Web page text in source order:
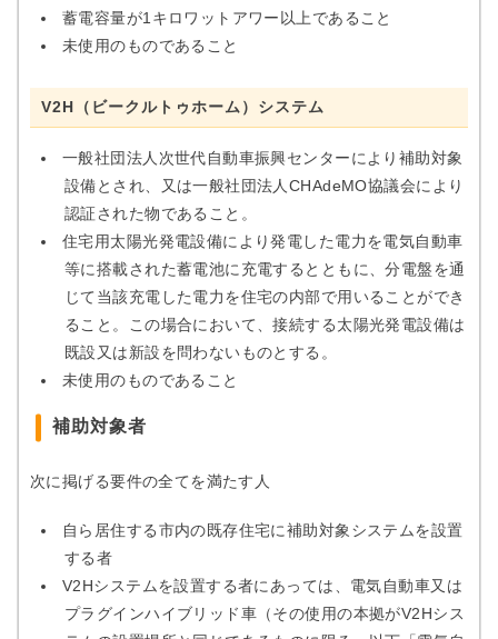
蓄電容量が1キロワットアワー以上であること
未使用のものであること
V2H（ビークルトゥホーム）システム
一般社団法人次世代自動車振興センターにより補助対象
設備とされ、又は一般社団法人CHAdeMO協議会により
認証された物であること。
住宅用太陽光発電設備により発電した電力を電気自動車
等に搭載された蓄電池に充電するとともに、分電盤を通
じて当該充電した電力を住宅の内部で用いることができ
ること。この場合において、接続する太陽光発電設備は
既設又は新設を問わないものとする。
未使用のものであること
補助対象者
次に掲げる要件の全てを満たす人
自ら居住する市内の既存住宅に補助対象システムを設置
する者
V2Hシステムを設置する者にあっては、電気自動車又は
プラグインハイブリッド車（その使用の本拠がV2Hシス